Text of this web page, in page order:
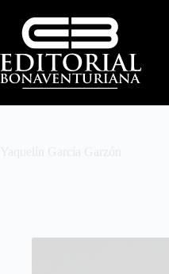
Yaquelín García Garzón